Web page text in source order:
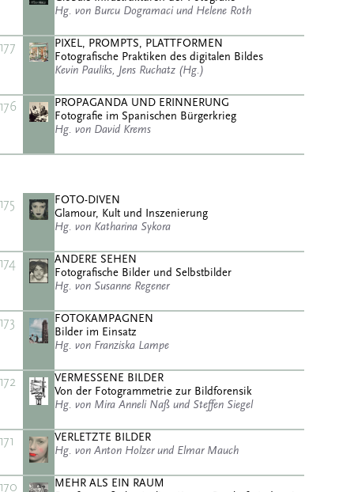
Hg. von Burcu Dogramaci und Helene Roth
177
PIXEL, PROMPTS, PLATTFORMEN
Fotografische Praktiken des digitalen Bildes
Kevin Pauliks, Jens Ruchatz (Hg.)
176
PROPAGANDA UND ERINNERUNG
Fotografie im Spanischen Bürgerkrieg
Hg. von David Krems
175
FOTO-DIVEN
Glamour, Kult und Inszenierung
Hg. von Katharina Sykora
174
ANDERE SEHEN
Fotografische Bilder und Selbstbilder
Hg. von Susanne Regener
173
FOTOKAMPAGNEN
Bilder im Einsatz
Hg. von Franziska Lampe
172
VERMESSENE BILDER
Von der Fotogrammetrie zur Bildforensik
Hg. von Mira Anneli Naß und Steffen Siegel
171
VERLETZTE BILDER
Hg. von Anton Holzer und Elmar Mauch
170
MEHR ALS EIN RAUM